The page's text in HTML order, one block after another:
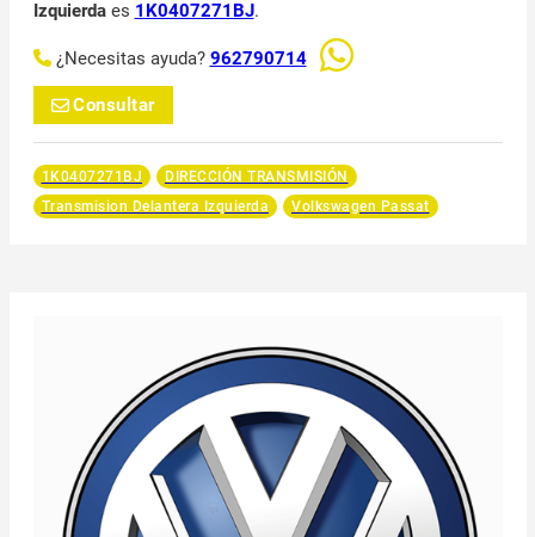
Izquierdaes 1K0407271BJ.
¿Necesitas ayuda? 962790714
Consultar
1K0407271BJ
DIRECCIÓN TRANSMISIÓN
Transmision Delantera Izquierda
Volkswagen Passat